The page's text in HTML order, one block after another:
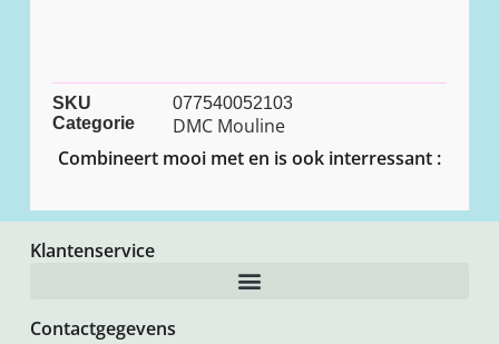
SKU
077540052103
Categorie
DMC Mouline
Combineert mooi met en is ook interressant :
Klantenservice
Contactgegevens